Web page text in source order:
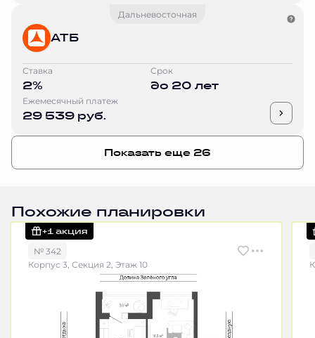
Дальневосточная
АТБ
Ставка
2%
Срок
до 20 лет
Ежемесячный платеж
29 539 руб.
Показать еще 26
Похожие планировки
+1 акция
№ 342
Корпус 3, Секция 2, Этаж 10